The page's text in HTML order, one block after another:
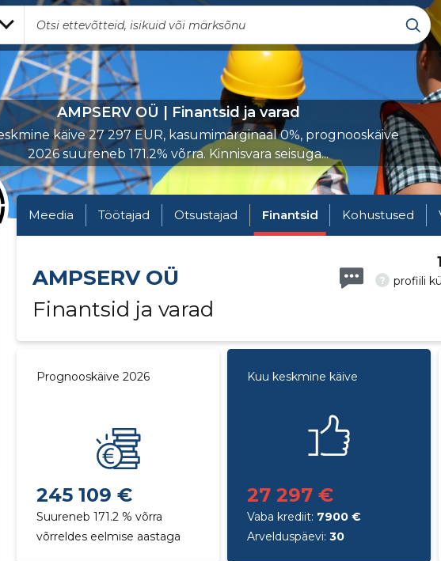
AMPSERV OÜ | Finantsid ja varad
käive 27 297 EUR, kasumimarginaal 0%, prognooskäive
2026 suureneb 171.2% võrra. Kinnisvara seisuga...
Meedia Töötajad Otsustajad Finantsid Kohustused
AMPSERV OÜ
Finantsid ja varad
? profiili
Prognooskäive 2026
245 109 €
Suureneb 171.2 % võrra
võrreldes eelmise aastaga
Kuu keskmine käive
27 297 €
Vaba krediit: 7900 €
Arvelduspäevi:30